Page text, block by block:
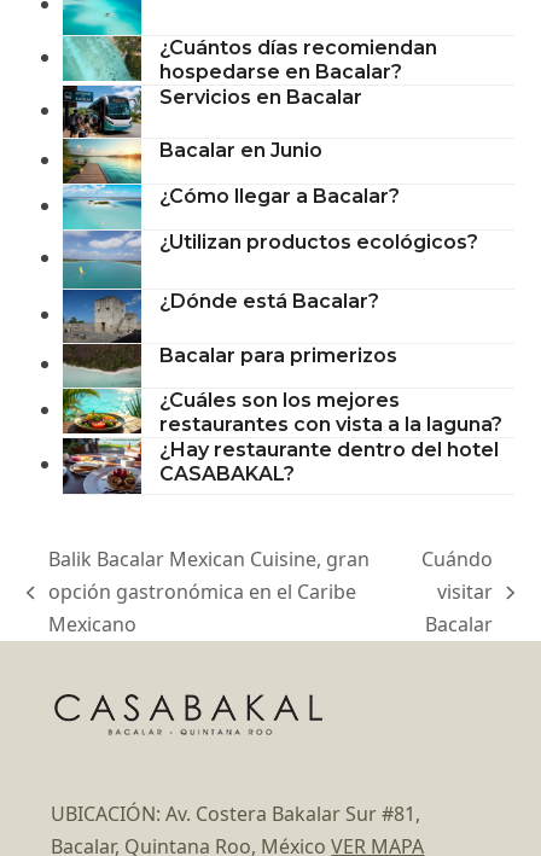
¿Cuántos días recomiendan
hospedarse en Bacalar?
Servicios en Bacalar
Bacalar en Junio
¿Cómo llegar a Bacalar?
¿Utilizan productos ecológicos?
¿Dónde está Bacalar?
Bacalar para primerizos
¿Cuáles son los mejores
restaurantes con vista a la laguna?
¿Hay restaurante dentro del hotel
CASABAKAL?
previous
post:
Balik Bacalar Mexican Cuisine, gran
opción gastronómica en el Caribe
Mexicano
next
post:
Cuándo
visitar
Bacalar
UBICACIÓN: Av. Costera Bakalar Sur #81,
Bacalar, Quintana Roo, MéxicoVER MAPA